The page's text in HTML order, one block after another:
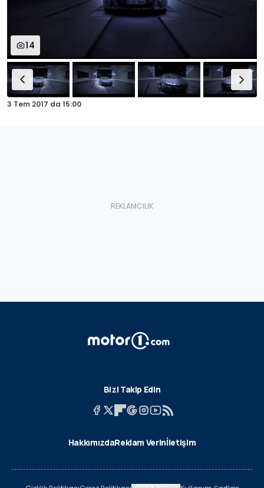
14
3 Tem 2017 da 15:00
Bizi Takip Edin
HakkımızdaReklam Verinİletişim